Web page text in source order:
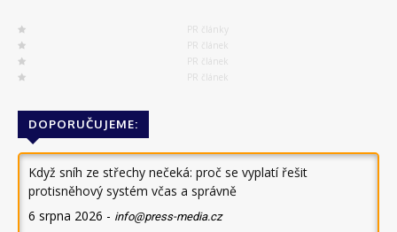
PR články
PR článek
PR článek
PR článek
DOPORUČUJEME:
Když sníh ze střechy nečeká: proč se vyplatí řešit
protisněhový systém včas a správně
6 srpna 2026 - info@press-media.cz